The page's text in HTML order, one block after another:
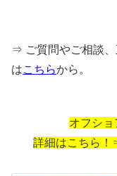
⇒ ご質問やご相談
はこちらから。
オフショ
詳細はこちら